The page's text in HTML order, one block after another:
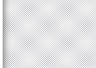
Heckenbrand
Auersthal